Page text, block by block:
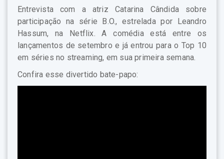
Entrevista com a atriz Catarina Cândida sobre
participação na série B.O., estrelada por Leandro
Hassum, na Netflix. A comédia está entre os
lançamentos de setembro e já entrou para o Top 10
em séries no streaming, em sua primeira semana.
Confira esse divertido bate-papo: